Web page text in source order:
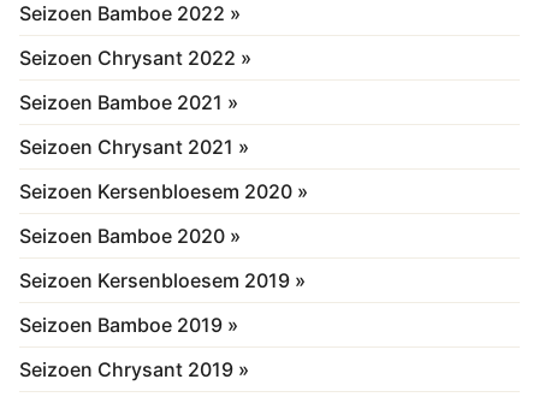
Seizoen Bamboe 2022 »
Seizoen Chrysant 2022 »
Seizoen Bamboe 2021 »
Seizoen Chrysant 2021 »
Seizoen Kersenbloesem 2020 »
Seizoen Bamboe 2020 »
Seizoen Kersenbloesem 2019 »
Seizoen Bamboe 2019 »
Seizoen Chrysant 2019 »